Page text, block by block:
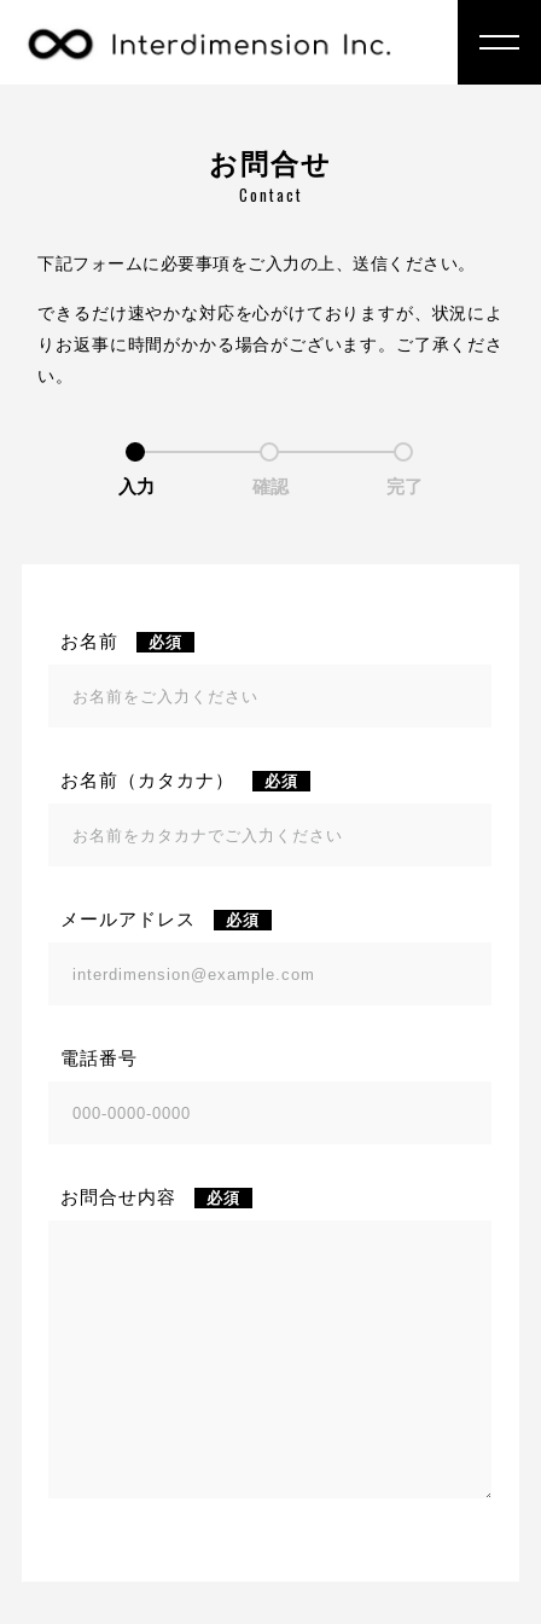
お問合せ
Contact
下記フォームに必要事項をご入力の上、送信ください。
できるだけ速やかな対応を心がけておりますが、 状況によ
りお返事に時間がかかる場合がございます。
ご了承くださ
い。
入力 確認 完了
お名前 必須
お名前（カタカナ） 必須
メールアドレス 必須
電話番号
お問合せ内容 必須